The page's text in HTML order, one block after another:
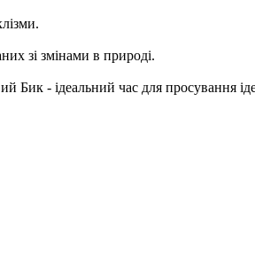
зі змінами в природі.
- ідеальний час для просування